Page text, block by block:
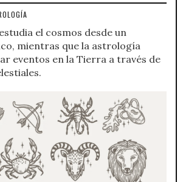
el cosmos desde un
mientras que la astrología
eventos en la Tierra a través de